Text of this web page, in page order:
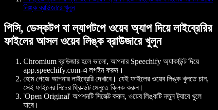
লিঙ্ক ব্রাউজারে খুলুন
পিসি, ডেস্কটপ বা ল্যাপটপে ওয়েব অ্যাপ দিয়ে লাইব্রেরির
ফাইলের আসল ওয়েব লিঙ্ক ব্রাউজারে খুলুন
Chromium ব্রাউজার হলে ভালো, আপনার Speechify অ্যাকাউন্ট দিয়ে
app.speechify.com-এ লগইন করুন।
হোম পেজে আপনার লাইব্রেরি দেখাবে। যেই ফাইলের ওয়েব লিঙ্ক খুলতে চান,
সেই ফাইলের নিচের থ্রি-ডট মেনুতে ক্লিক করুন।
'Open Original' অপশনটি সিলেক্ট করুন, ওয়েব লিঙ্কটি নতুন ট্যাবে খুলে
যাবে।